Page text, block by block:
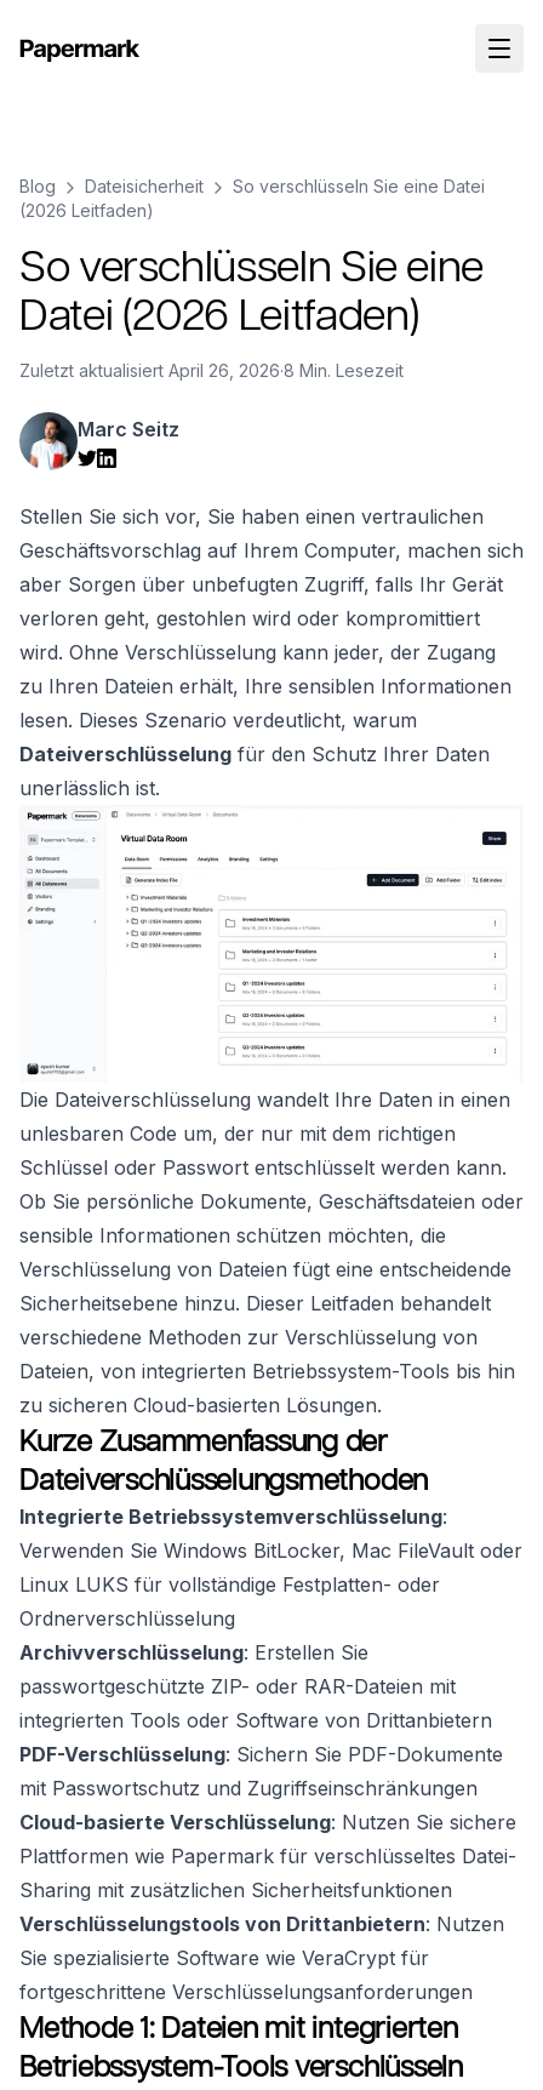
Blog Dateisicherheit
So verschlüsseln Sie eine Datei
(2026 Leitfaden)
So verschlüsseln Sie eine
Datei (2026 Leitfaden)
Zuletzt aktualisiert April 26, 2026·8 Min. Lesezeit
Marc Seitz
Stellen Sie sich vor, Sie haben einen vertraulichen
Geschäftsvorschlag auf Ihrem Computer, machen sich
aber Sorgen über unbefugten Zugriff, falls Ihr Gerät
verloren geht, gestohlen wird oder kompromittiert
wird. Ohne Verschlüsselung kann jeder, der Zugang
zu Ihren Dateien erhält, Ihre sensiblen Informationen
lesen. Dieses Szenario verdeutlicht, warum
Dateiverschlüsselung für den Schutz Ihrer Daten
unerlässlich ist.
Die Dateiverschlüsselung wandelt Ihre Daten in einen
unlesbaren Code um, der nur mit dem richtigen
Schlüssel oder Passwort entschlüsselt werden kann.
Ob Sie persönliche Dokumente, Geschäftsdateien oder
sensible Informationen schützen möchten, die
Verschlüsselung von Dateien fügt eine entscheidende
Sicherheitsebene hinzu. Dieser Leitfaden behandelt
verschiedene Methoden zur Verschlüsselung von
Dateien, von integrierten Betriebssystem-Tools bis hin
zu sicheren Cloud-basierten Lösungen.
Kurze Zusammenfassung der
Dateiverschlüsselungsmethoden
Integrierte Betriebssystemverschlüsselung:
Verwenden Sie Windows BitLocker, Mac FileVault oder
Linux LUKS für vollständige Festplatten- oder
Ordnerverschlüsselung
Archivverschlüsselung: Erstellen Sie
passwortgeschützte ZIP- oder RAR-Dateien mit
integrierten Tools oder Software von Drittanbietern
PDF-Verschlüsselung: Sichern Sie PDF-Dokumente
mit Passwortschutz und Zugriffseinschränkungen
Cloud-basierte Verschlüsselung: Nutzen Sie sichere
Plattformen wie Papermark für verschlüsseltes Datei-
Sharing mit zusätzlichen Sicherheitsfunktionen
Verschlüsselungstools von Drittanbietern: Nutzen
Sie spezialisierte Software wie VeraCrypt für
fortgeschrittene Verschlüsselungsanforderungen
Methode 1: Dateien mit integrierten
Betriebssystem-Tools verschlüsseln